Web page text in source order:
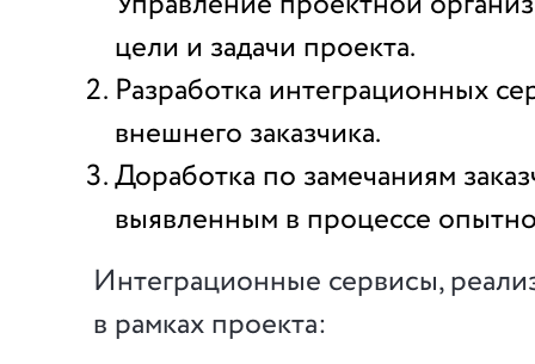
цели и задачи проекта.
Разработка интеграционных
внешнего заказчика.
Доработка по замечаниям
выявленным в процессе
Интеграционные сервисы,
в рамках проекта: